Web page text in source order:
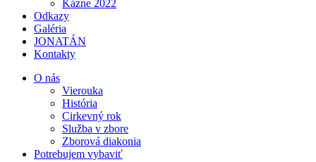
Kázne 2022
Odkazy
Galéria
JONATÁN
Kontakty
O nás
Vierouka
História
Cirkevný rok
Služba v zbore
Zborová diakonia
Potrebujem vybaviť